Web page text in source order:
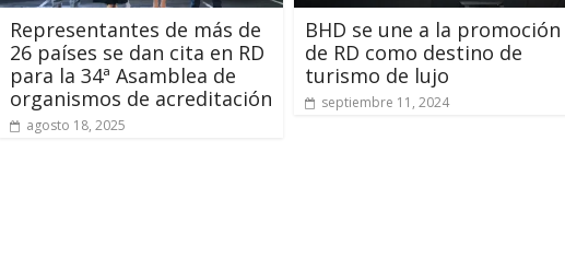
Representantes de más de
26 países se dan cita en RD
para la 34ª Asamblea de
organismos de acreditación
agosto 18, 2025
BHD se une a la promoción
de RD como destino de
turismo de lujo
septiembre 11, 2024